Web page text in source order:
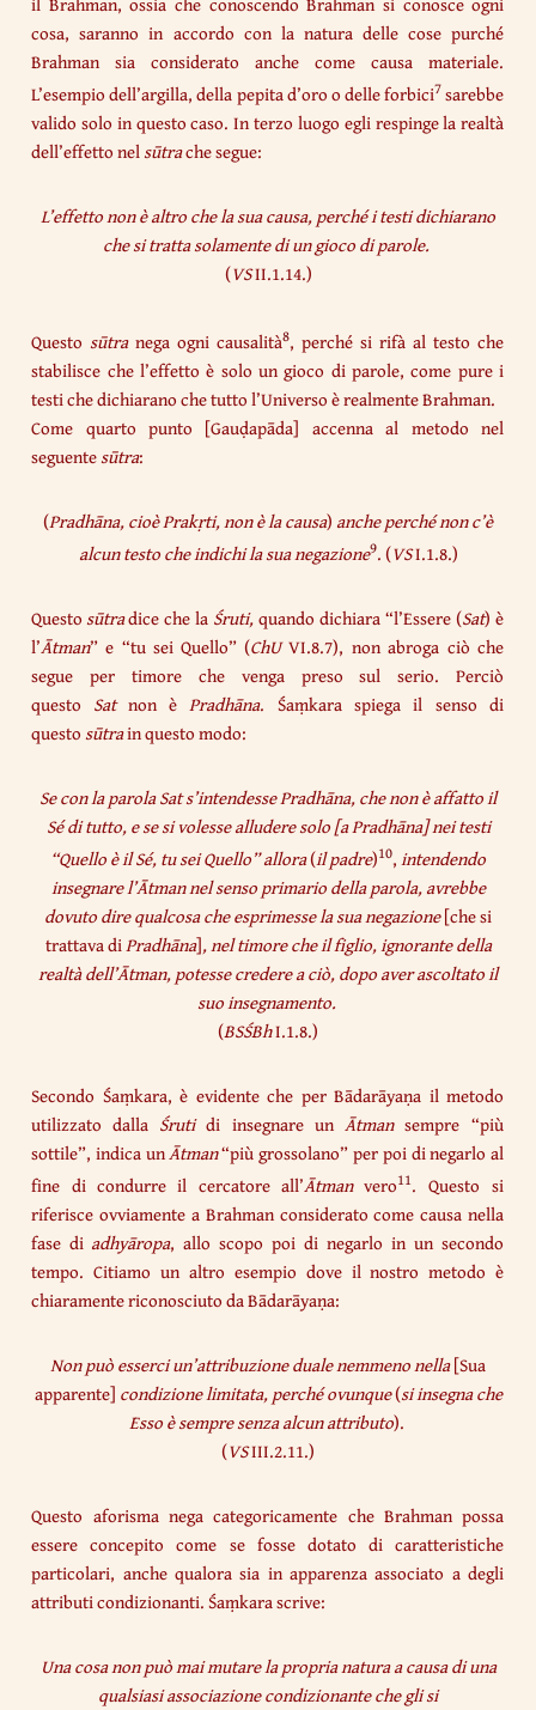
cosa, saranno in accordo con la natura delle cose purché
Brahman sia considerato anche come causa materiale.
L’esempio dell’argilla, della pepita d’oro o delle forbici7sarebbe
valido solo in questo caso. In terzo luogo egli respinge la realtà
dell’effetto nelsūtrache segue:
L’effetto non è altro che la sua causa, perché i testi dichiarano
che si tratta solamente di un gioco di parole.
(VSII.1.14.)
Questosūtranega ogni causalità8, perché si rifà al testo che
stabilisce che l’effetto è solo un gioco di parole, come pure i
testi che dichiarano che tutto l’Universo è realmente Brahman.
Come quarto punto [Gauḍapāda] accenna al metodo nel
seguentesūtra:
(Pradhāna, cioè Prakṛti, non è la causa) anche perché non c’è
alcun testo che indichi la sua negazione9. (VSI.1.8.)
Questosūtradice che la Śruti,quando dichiara “l’Essere (Sat) è
l’Ātman” e “tu sei Quello” (ChUVI.8.7), non abroga ciò che
segue per timore che venga preso sul serio. Perciò
questo Satnon èPradhāna. Śaṃkara spiega il senso di
questosūtrain questo modo:
Se con la parola Sat s’intendesse Pradhāna, che non è affatto il
Sé di tutto, e se si volesse alludere solo [a Pradhāna] nei testi
“Quello è il Sé, tu sei Quello” allora(il padre)10,intendendo
insegnare l’Ātman nel senso primario della parola, avrebbe
dovuto dire qualcosa che esprimesse la sua negazione[che si
trattava diPradhāna], nel timore che il figlio, ignorante della
realtà dell’Ātman, potesse credere a ciò, dopo aver ascoltato il
suo insegnamento.
(BSŚBhI.1.8.)
Secondo Śaṃkara, è evidente che per Bādarāyaṇa il metodo
utilizzato dalla Śrutidi insegnare unĀtmansempre “più
sottile”, indica unĀtman“più grossolano” per poi di negarlo al
fine di condurre il cercatore all’Ātmanvero11. Questo si
riferisce ovviamente a Brahman considerato come causa nella
fase di adhyāropa, allo scopo poi di negarlo in un secondo
tempo. Citiamo un altro esempio dove il nostro metodo è
chiaramente riconosciuto da Bādarāyaṇa:
Non può esserci un’attribuzione duale nemmeno nella[Sua
apparente] condizione limitata, perché ovunque(si insegna che
Esso è sempre senza alcun attributo).
(VSIII.2.11.)
Questo aforisma nega categoricamente che Brahman possa
essere concepito come se fosse dotato di caratteristiche
particolari, anche qualora sia in apparenza associato a degli
attributi condizionanti. Śaṃkara scrive:
Una cosa non può mai mutare la propria natura a causa di una
qualsiasi associazione condizionante che gli si